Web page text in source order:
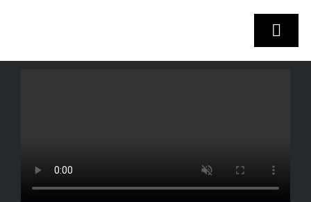
content
¿VENDES TU COCHE?